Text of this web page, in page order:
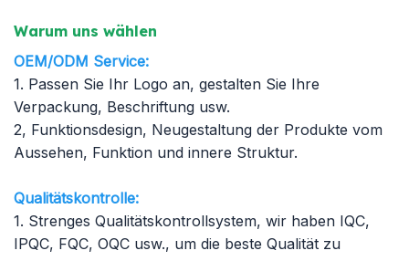
Warum uns wählen
OEM/ODM Service:
1. Passen Sie Ihr Logo an, gestalten Sie Ihre
Verpackung, Beschriftung usw.
2, Funktionsdesign, Neugestaltung der Produkte vom
Aussehen, Funktion und innere Struktur.
Qualitätskontrolle:
1. Strenges Qualitätskontrollsystem, wir haben IQC,
IPQC, FQC, OQC usw., um die beste Qualität zu